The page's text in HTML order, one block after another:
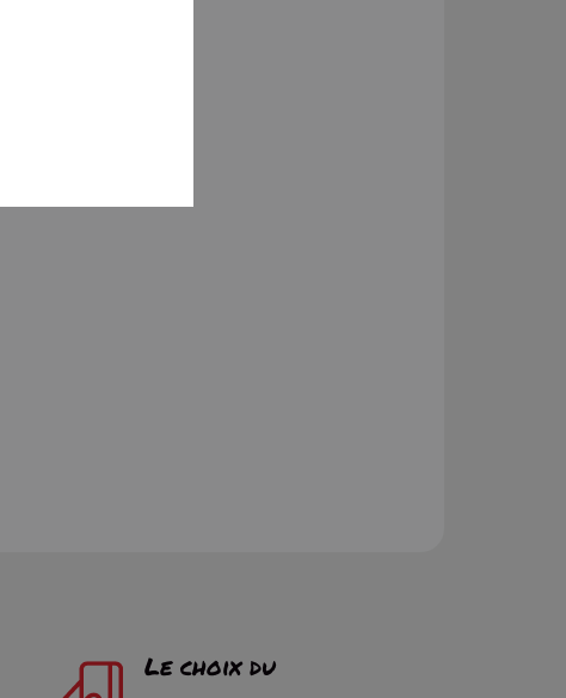
Le choix du